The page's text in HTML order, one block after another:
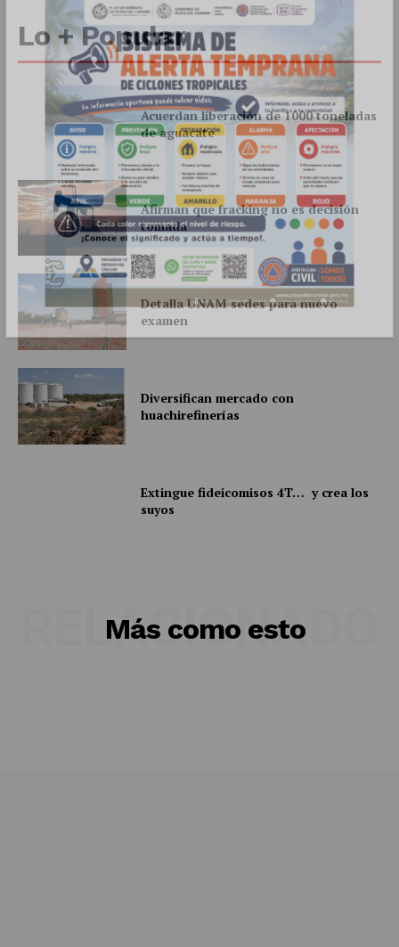
SUSCRÍBETE AHORA
Empresa
Nosotros
Contacto
Política de privacidad
Políticas del Sitio
Información Propietaria / Financiación
Mi cuenta
Lo + Popular
Acuerdan liberación de 1000 toneladas
de aguacate
Afirman que fracking no es decisión
tomada
Detalla UNAM sedes para nuevo
examen
Diversifican mercado con
huachirefinerías
Extingue fideicomisos 4T… y crea los
suyos
Más como esto
RELACIONADO